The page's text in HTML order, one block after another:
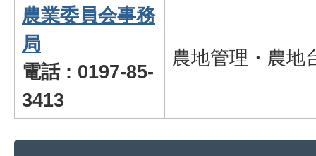
農業委員会事務
局
電話 : 0197-85-
3413
農地管理・農地